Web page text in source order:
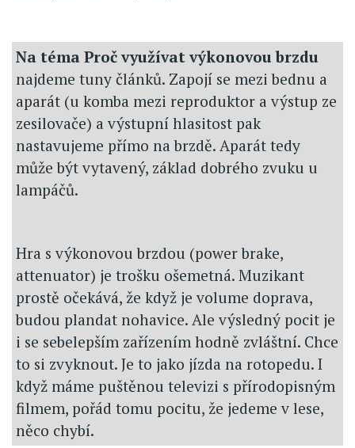
Na téma Proč využívat výkonovou brzdu
najdeme tuny článků. Zapojí se mezi bednu a
aparát (u komba mezi reproduktor a výstup ze
zesilovače) a výstupní hlasitost pak
nastavujeme přímo na brzdě. Aparát tedy
může být vytavený, základ dobrého zvuku u
lampáčů.
Hra s výkonovou brzdou (power brake,
attenuator) je trošku ošemetná. Muzikant
prostě očekává, že když je volume doprava,
budou plandat nohavice. Ale výsledný pocit je
i se sebelepším zařízením hodně zvláštní. Chce
to si zvyknout. Je to jako jízda na rotopedu. I
když máme puštěnou televizi s přírodopisným
filmem, pořád tomu pocitu, že jedeme v lese,
něco chybí.